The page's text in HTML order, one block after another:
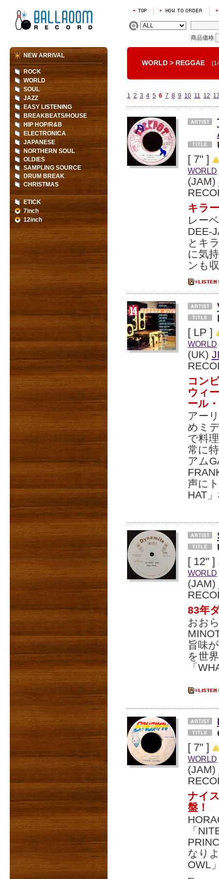
商品価格
WORLD > REGGAE
1 2 3 4 5 6 7 8 9 10 11 12
[ 7" ]
WORLD
(JAM)
キラ
レー
DEE-
とキ
に気
ンも
[ LP ]
WORLD
(UK)
コン
ウィ
ール
アー
めミ
で料
常に
アム
声に
HAT
[ 12" ]
WORLD
(JAM)
83年
おお
旨味
を世
「
[ 7" ]
WORLD
(JAM)
ナイ
盤！
「
なり
OWL
NEW ARRIVAL
ROCK
WORLD
SOUL
JAZZ
EASY LISTENING
BREAKBEATS/HOUSE
HIP HOP/R&B
ELECTRONICA
JAPANESE
NORTHERN SOUL
OLDIES
SAMPLING SOURCE
DRUM BREAK
CHRISTMAS
ETICK
7inch
12inch